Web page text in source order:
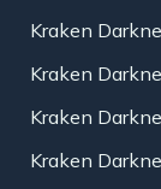
Kraken
Kraken
Kraken
Kraken